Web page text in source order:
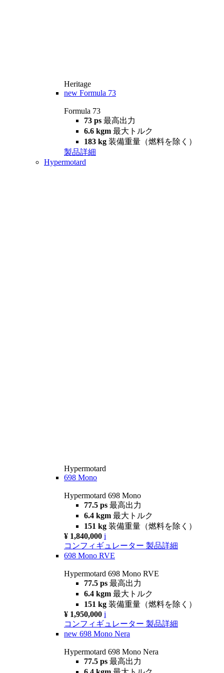
Heritage
new Formula 73
Formula 73
73 ps 最高出力
6.6 kgm 最大トルク
183 kg 装備重量（燃料を除く）
製品詳細
Hypermotard
Hypermotard
698 Mono
Hypermotard 698 Mono
77.5 ps 最高出力
6.4 kgm 最大トルク
151 kg 装備重量（燃料を除く）
¥ 1,840,000 i
コンフィギュレーター 製品詳細
698 Mono RVE
Hypermotard 698 Mono RVE
77.5 ps 最高出力
6.4 kgm 最大トルク
151 kg 装備重量（燃料を除く）
¥ 1,950,000 i
コンフィギュレーター 製品詳細
new 698 Mono Nera
Hypermotard 698 Mono Nera
77.5 ps 最高出力